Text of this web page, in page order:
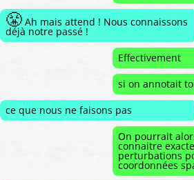
😤 Ah mais attend ! Nous connaissons
déjà notre passé !
Effectivement
si on annotait
ce que nous ne faisons pas
On pourrait
connaitre
perturbations
coordonnées